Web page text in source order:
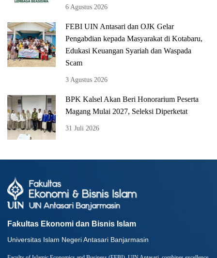
6 Agustus 2026
FEBI UIN Antasari dan OJK Gelar
Pengabdian kepada Masyarakat di Kotabaru,
Edukasi Keuangan Syariah dan Waspada
Scam
3 Agustus 2026
BPK Kalsel Akan Beri Honorarium Peserta
Magang Mulai 2027, Seleksi Diperketat
31 Juli 2026
Fakultas Ekonomi dan Bisnis Islam
Universitas Islam Negeri Antasari Banjarmasin